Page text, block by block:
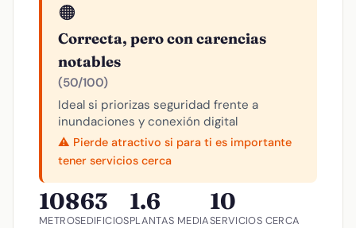
🟠
Correcta, pero con carencias
notables
(50/100)
Ideal si priorizas seguridad frente a
inundaciones y conexión digital
⚠️ Pierde atractivo si para ti es importante
tener servicios cerca
108
METROS
63
EDIFICIOS
1.6
PLANTAS MEDIA
10
SERVICIOS CERCA